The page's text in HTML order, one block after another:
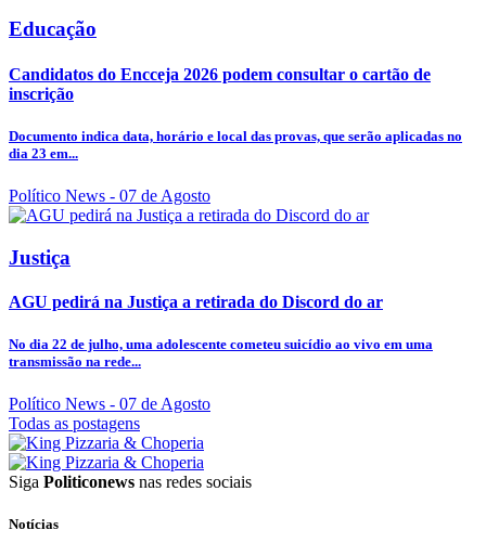
Educação
Candidatos do Encceja 2026 podem consultar o cartão de
inscrição
Documento indica data, horário e local das provas, que serão aplicadas no
dia 23 em...
Político News - 07 de Agosto
Justiça
AGU pedirá na Justiça a retirada do Discord do ar
No dia 22 de julho, uma adolescente cometeu suicídio ao vivo em uma
transmissão na rede...
Político News - 07 de Agosto
Todas as postagens
Siga Politiconews nas redes sociais
Notícias